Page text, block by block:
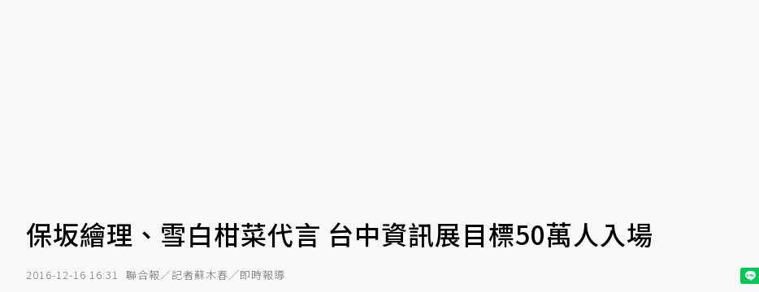
保坂繪理、雪白柑菜代言 台中資訊展目標50萬人入場
2016-12-16 16:31 聯合報／記者蘇木春╱即時報導